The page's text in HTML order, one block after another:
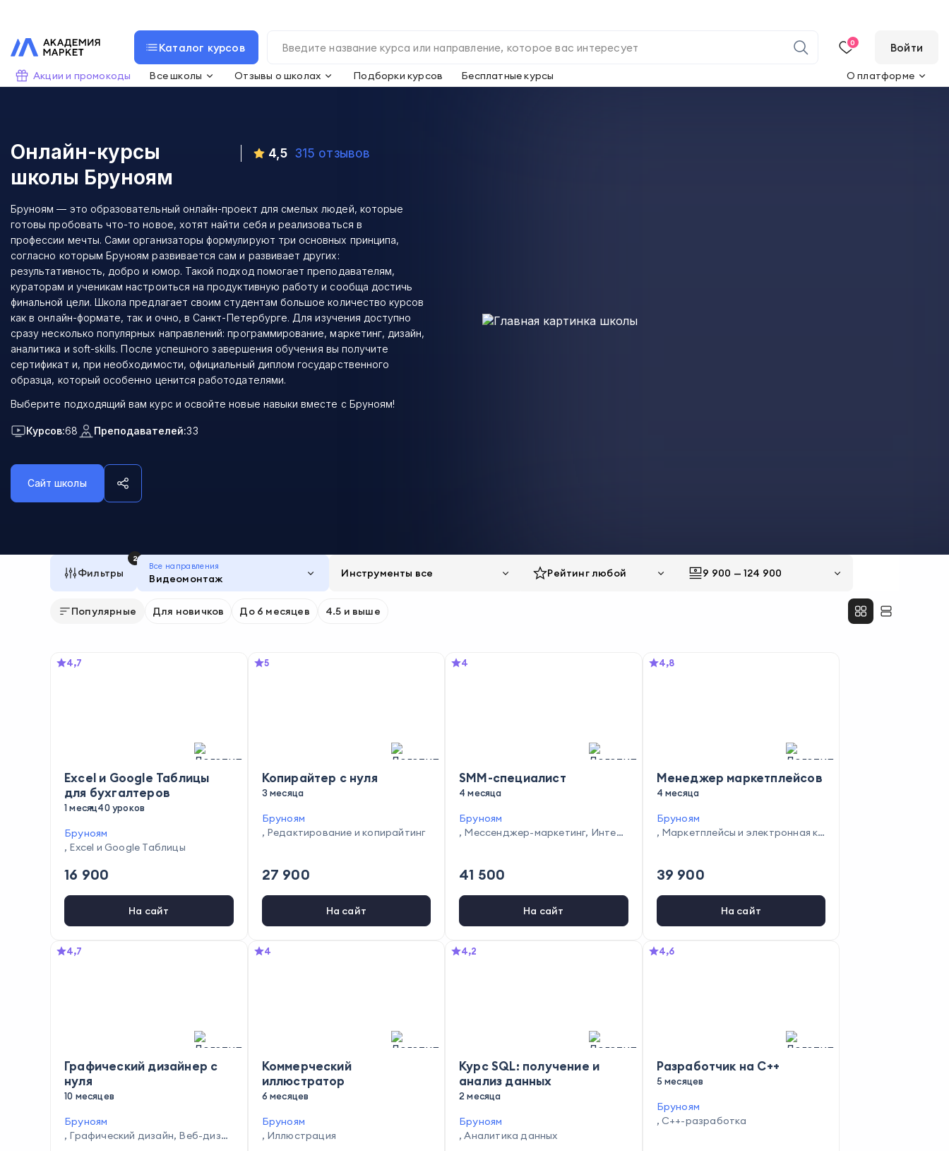
Каталог курсов 0 Войти
Акции и промокоды Все школы Отзывы о школах Подборки курсов Бесплатные курсы О платформе
Онлайн-курсы
школы Бруноям
4,5 315 отзывов
Бруноям — это образовательный онлайн-проект для смелых людей, которые
готовы пробовать что-то новое, хотят найти себя и реализоваться в
профессии мечты. Сами организаторы формулируют три основных принципа,
согласно которым Бруноям развивается сам и развивает других:
результативность, добро и юмор. Такой подход помогает преподавателям,
кураторам и ученикам настроиться на продуктивную работу и сообща достичь
финальной цели. Школа предлагает своим студентам большое количество курсов
как в онлайн-формате, так и очно, в Санкт-Петербурге. Для изучения доступно
сразу несколько популярных направлений: программирование, маркетинг, дизайн,
аналитика и soft-skills. После успешного завершения обучения вы получите
сертификат и, при необходимости, официальный диплом государственного
образца, который особенно ценится работодателями.
Выберите подходящий вам курс и освойте новые навыки вместе с Бруноям!
Курсов:68 Преподавателей:33
Сайт школы
Фильтры
2
Все направления
Видеомонтаж Инструменты все Рейтинглюбой 9 900 — 124 900
Популярные Для новичков До 6 месяцев 4.5 и выше
4,7
Excel и Google Таблицы
для бухгалтеров
1 месяц40 уроков
Бруноям
, Excel и Google Таблицы
16 900
На сайт
5
Копирайтер с нуля
3 месяца
Бруноям
, Редактирование и копирайтинг
27 900
На сайт
4
SMM-специалист
4 месяца
Бруноям
, Мессенджер-маркетинг, Интер
41 500
На сайт
4,8
Менеджер маркетплейсов
4 месяца
Бруноям
, Маркетплейсы и электронная ко
39 900
На сайт
4,7
Графический дизайнер с
нуля
10 месяцев
Бруноям
, Графический дизайн, Веб-дизай
4
Коммерческий
иллюстратор
6 месяцев
Бруноям
, Иллюстрация
4,2
Курс SQL: получение и
анализ данных
2 месяца
Бруноям
,Аналитика данных
4,6
Разработчик на C++
5 месяцев
Бруноям
, C++-разработка